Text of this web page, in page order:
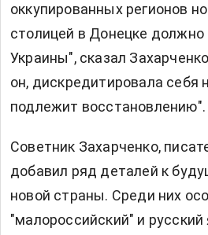
оккупированных регионов
столицей в Донецке должно
Украины", сказал
он, дискредитировала себя
подлежит восстановлению".
Советник Захарченко,
добавил ряд деталей к
новой страны. Среди них
"малороссийский" и